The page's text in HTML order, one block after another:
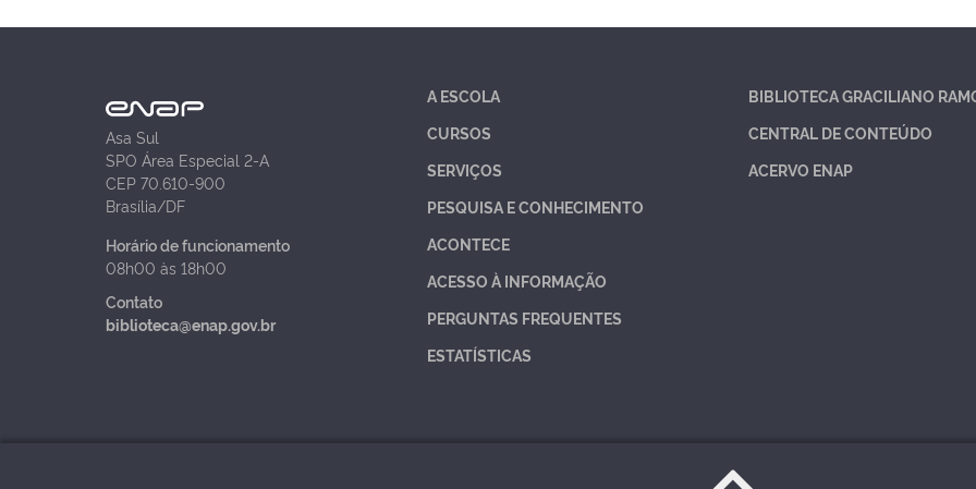
Asa Sul
SPO Área Especial 2-A
CEP 70.610-900
Brasília/DF
Horário de funcionamento
08h00 às 18h00
Contato
biblioteca@enap.gov.br
A ESCOLA
CURSOS
SERVIÇOS
PESQUISA E CONHECIMENTO
ACONTECE
ACESSO À INFORMAÇÃO
PERGUNTAS FREQUENTES
ESTATÍSTICAS
BIBLIOTECA GRACILIANO
CENTRAL DE CONTEÚDO
ACERVO ENAP